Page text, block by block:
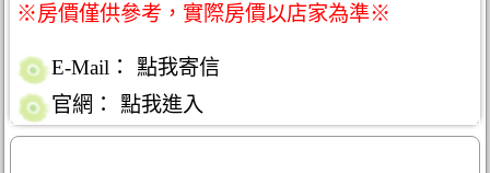
※房價僅供參考，實際房價以店家為準※
E-Mail：
點我寄信
官網：
點我進入